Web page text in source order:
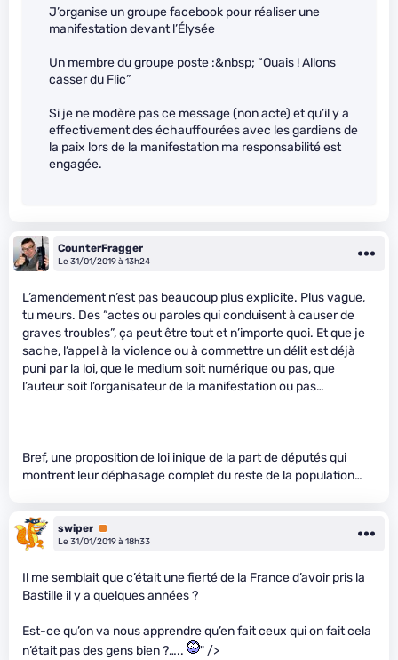
J’organise un groupe facebook pour réaliser une
manifestation devant l’Élysée
Un membre du groupe poste :&nbsp; “Ouais ! Allons
casser du Flic”
Si je ne modère pas ce message (non acte) et qu’il y a
effectivement des échauffourées avec les gardiens de
la paix lors de la manifestation ma responsabilité est
engagée.
CounterFragger
Le 31/01/2019 à 13h24
L’amendement n’est pas beaucoup plus explicite. Plus vague,
tu meurs. Des “actes ou paroles qui conduisent à causer de
graves troubles”, ça peut être tout et n’importe quoi. Et que je
sache, l’appel à la violence ou à commettre un délit est déjà
puni par la loi, que le medium soit numérique ou pas, que
l’auteur soit l’organisateur de la manifestation ou pas…
Bref, une proposition de loi inique de la part de députés qui
montrent leur déphasage complet du reste de la population…
swiper Premium
Le 31/01/2019 à 18h33
Il me semblait que c’était une fierté de la France d’avoir pris la
Bastille il y a quelques années ?
Est-ce qu’on va nous apprendre qu’en fait ceux qui on fait cela
n’était pas des gens bien ?…..
" />